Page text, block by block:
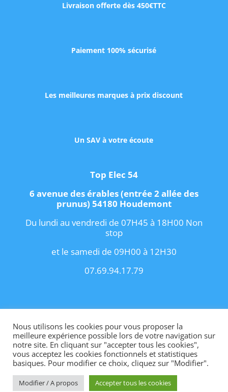
Livraison offerte dès 450€TTC
Paiement 100% sécurisé
Les meilleures marques à prix discount
Un SAV à votre écoute
Top Elec 54
6 avenue des érables (entrée 2 allée des
prunus) 54180 Houdemont
Du lundi au vendredi de 07H45 à 18H00 Non
stop
et le samedi de 09H00 à 12H30
07.69.94.17.79
Copyright 2021 IConditions Générales de
VenteIContact
Site internet créé par OhMyConcept.fr
Nous utilisons les cookies pour vous proposer la
meilleure expérience possible lors de votre navigation sur
notre site. En cliquant sur "accepter tous les cookies",
vous acceptez les cookies fonctionnels et statistiques
basiques. Pour modifier ce choix, cliquez sur "Modifier".
Modifier / A propos Accepter tous les cookies